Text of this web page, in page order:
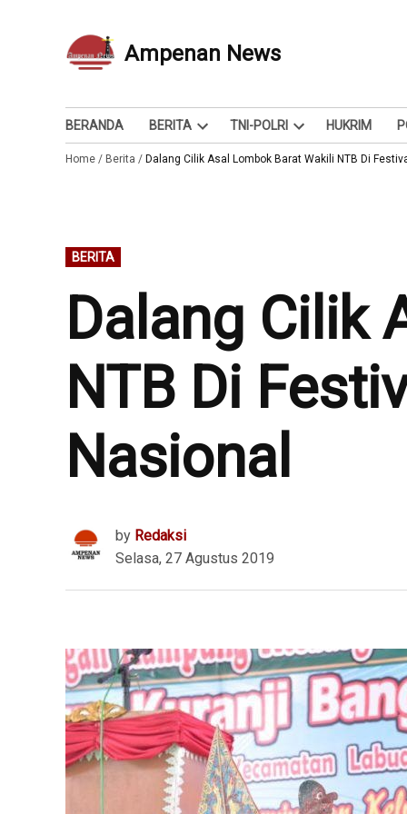
Ampenan News
Berita dan Info
BERANDA BERITA
Open
dropdown
TNI-POLRI
Open
dropdown
HUKRIM
Home / Berita / Dalang Cilik Asal Lombok Barat Wakili NTB Di
POSTED
IN
BERITA
Dalang Cilik
NTB Di
Nasional
by Redaksi
Selasa, 27 Agustus 2019